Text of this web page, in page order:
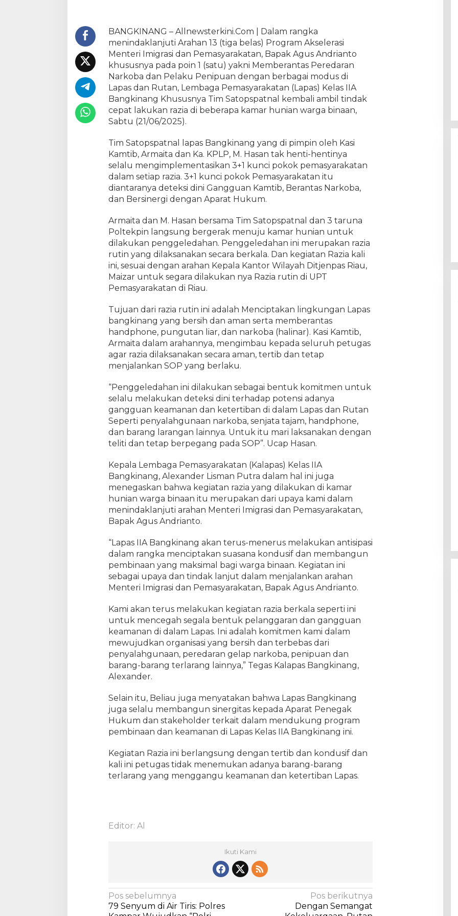
s
k
n
y
a
B
a
r
a
g
T
r
a
r
n
g
:
L
a
s
a
n
g
k
i
n
n
g
a
k
s
a
a
k
a
n
R
a
K
a
m
a
H
u
n
a
W
a
g
a
B
i
a
a
n
BANGKINANG – Allnewsterkini.Com | Dalam rangka
menindaklanjuti Arahan 13 (tiga belas) Program Akselerasi
Menteri Imigrasi dan Pemasyarakatan, Bapak Agus Andrianto
khususnya pada poin 1 (satu) yakni Memberantas Peredaran
Narkoba dan Pelaku Penipuan dengan berbagai modus di
Lapas dan Rutan, Lembaga Pemasyarakatan (Lapas) Kelas IIA
Bangkinang Khususnya Tim Satopspatnal kembali ambil tindak
cepat lakukan razia di beberapa kamar hunian warga binaan,
Sabtu (21/06/2025).
Tim Satopspatnal lapas Bangkinang yang di pimpin oleh Kasi
Kamtib, Armaita dan Ka. KPLP, M. Hasan tak henti-hentinya
selalu mengimplementasikan 3+1 kunci pokok pemasyarakatan
dalam setiap razia. 3+1 kunci pokok Pemasyarakatan itu
diantaranya deteksi dini Gangguan Kamtib, Berantas Narkoba,
dan Bersinergi dengan Aparat Hukum.
Armaita dan M. Hasan bersama Tim Satopspatnal dan 3 taruna
Poltekpin langsung bergerak menuju kamar hunian untuk
dilakukan penggeledahan. Penggeledahan ini merupakan razia
rutin yang dilaksanakan secara berkala. Dan kegiatan Razia kali
ini, sesuai dengan arahan Kepala Kantor Wilayah Ditjenpas Riau,
Maizar untuk segara dilakukan nya Razia rutin di UPT
Pemasyarakatan di Riau.
Tujuan dari razia rutin ini adalah Menciptakan lingkungan Lapas
bangkinang yang bersih dan aman serta memberantas
handphone, pungutan liar, dan narkoba (halinar). Kasi Kamtib,
Armaita dalam arahannya, mengimbau kepada seluruh petugas
agar razia dilaksanakan secara aman, tertib dan tetap
menjalankan SOP yang berlaku.
“Penggeledahan ini dilakukan sebagai bentuk komitmen untuk
selalu melakukan deteksi dini terhadap potensi adanya
gangguan keamanan dan ketertiban di dalam Lapas dan Rutan
Seperti penyalahgunaan narkoba, senjata tajam, handphone,
dan barang larangan lainnya. Untuk itu mari laksanakan dengan
teliti dan tetap berpegang pada SOP”. Ucap Hasan.
Kepala Lembaga Pemasyarakatan (Kalapas) Kelas IIA
Bangkinang, Alexander Lisman Putra dalam hal ini juga
menegaskan bahwa kegiatan razia yang dilakukan di kamar
hunian warga binaan itu merupakan dari upaya kami dalam
menindaklanjuti arahan Menteri Imigrasi dan Pemasyarakatan,
Bapak Agus Andrianto.
“Lapas IIA Bangkinang akan terus-menerus melakukan antisipasi
dalam rangka menciptakan suasana kondusif dan membangun
pembinaan yang maksimal bagi warga binaan. Kegiatan ini
sebagai upaya dan tindak lanjut dalam menjalankan arahan
Menteri Imigrasi dan Pemasyarakatan, Bapak Agus Andrianto.
Kami akan terus melakukan kegiatan razia berkala seperti ini
untuk mencegah segala bentuk pelanggaran dan gangguan
keamanan di dalam Lapas. Ini adalah komitmen kami dalam
mewujudkan organisasi yang bersih dan terbebas dari
penyalahgunaan, peredaran gelap narkoba, penipuan dan
barang-barang terlarang lainnya,” Tegas Kalapas Bangkinang,
Alexander.
Selain itu, Beliau juga menyatakan bahwa Lapas Bangkinang
juga selalu membangun sinergitas kepada Aparat Penegak
Hukum dan stakeholder terkait dalam mendukung program
pembinaan dan keamanan di Lapas Kelas IIA Bangkinang ini.
Kegiatan Razia ini berlangsung dengan tertib dan kondusif dan
kali ini petugas tidak menemukan adanya barang-barang
terlarang yang menggangu keamanan dan ketertiban Lapas.
Editor: Al
Ikuti Kami
N
a
Pos sebelumnya
79 Senyum di Air Tiris: Polres
Pos berikutnya
Dengan Semangat